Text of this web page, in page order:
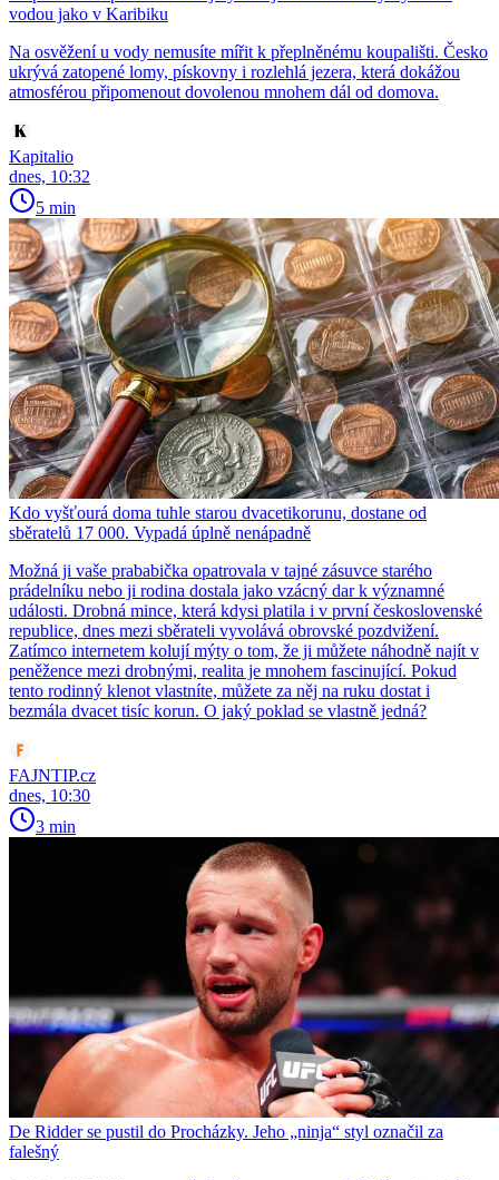
vodou jako v Karibiku
Na osvěžení u vody nemusíte mířit k přeplněnému koupališti. Česko
ukrývá zatopené lomy, pískovny i rozlehlá jezera, která dokážou
atmosférou připomenout dovolenou mnohem dál od domova.
Kapitalio
dnes, 10:32
5 min
Kdo vyšťourá doma tuhle starou dvacetikorunu, dostane od
sběratelů 17 000. Vypadá úplně nenápadně
Možná ji vaše prababička opatrovala v tajné zásuvce starého
prádelníku nebo ji rodina dostala jako vzácný dar k významné
události. Drobná mince, která kdysi platila i v první československé
republice, dnes mezi sběrateli vyvolává obrovské pozdvižení.
Zatímco internetem kolují mýty o tom, že ji můžete náhodně najít v
peněžence mezi drobnými, realita je mnohem fascinující. Pokud
tento rodinný klenot vlastníte, můžete za něj na ruku dostat i
bezmála dvacet tisíc korun. O jaký poklad se vlastně jedná?
FAJNTIP.cz
dnes, 10:30
3 min
De Ridder se pustil do Procházky. Jeho „ninja“ styl označil za
falešný